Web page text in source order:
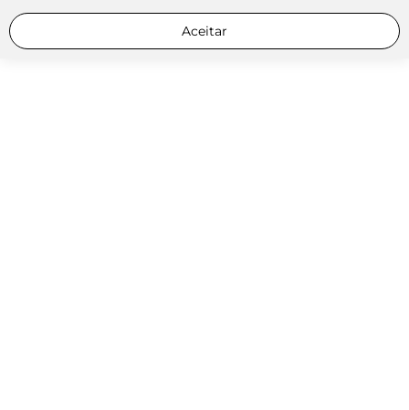
Aceitar